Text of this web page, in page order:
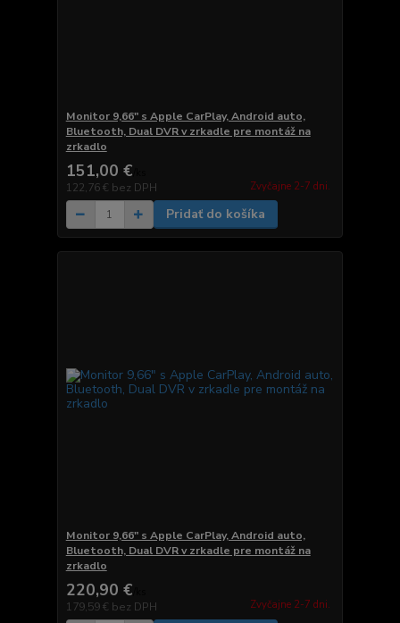
Monitor 9,66" s Apple CarPlay, Android auto,
Bluetooth, Dual DVR v zrkadle pre montáž na
zrkadlo
151,00 €
122,76 € bez DPH Zvyčajne 2-7 dni.
Pridať do košíka
Monitor 9,66" s Apple CarPlay, Android auto,
Bluetooth, Dual DVR v zrkadle pre montáž na
zrkadlo
220,90 €
179,59 € bez DPH Zvyčajne 2-7 dni.